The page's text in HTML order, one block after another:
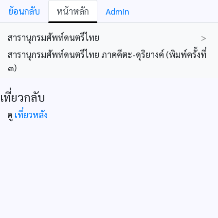
ย้อนกลับ หน้าหลัก Admin
สารานุกรมศัพท์ดนตรีไทย
>
สารานุกรมศัพท์ดนตรีไทย ภาคคีตะ-ดุริยางค์ (พิมพ์ครั้งที่
๓)
เที่ยวกลับ
ดู เที่ยวหลัง